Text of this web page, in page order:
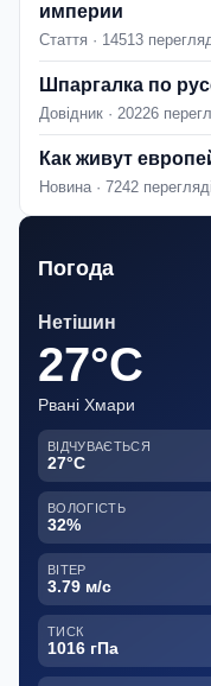
империи
Стаття · 14513
Шпаргалка по
Довідник · 20226
Как живут
Новина · 7242
Погода
Нетішин
27°C
Рвані Хмари
ВІДЧУВАЄТЬСЯ
27°C
ВОЛОГІСТЬ
32%
ВІТЕР
3.79 м/с
ТИСК
1016 гПа